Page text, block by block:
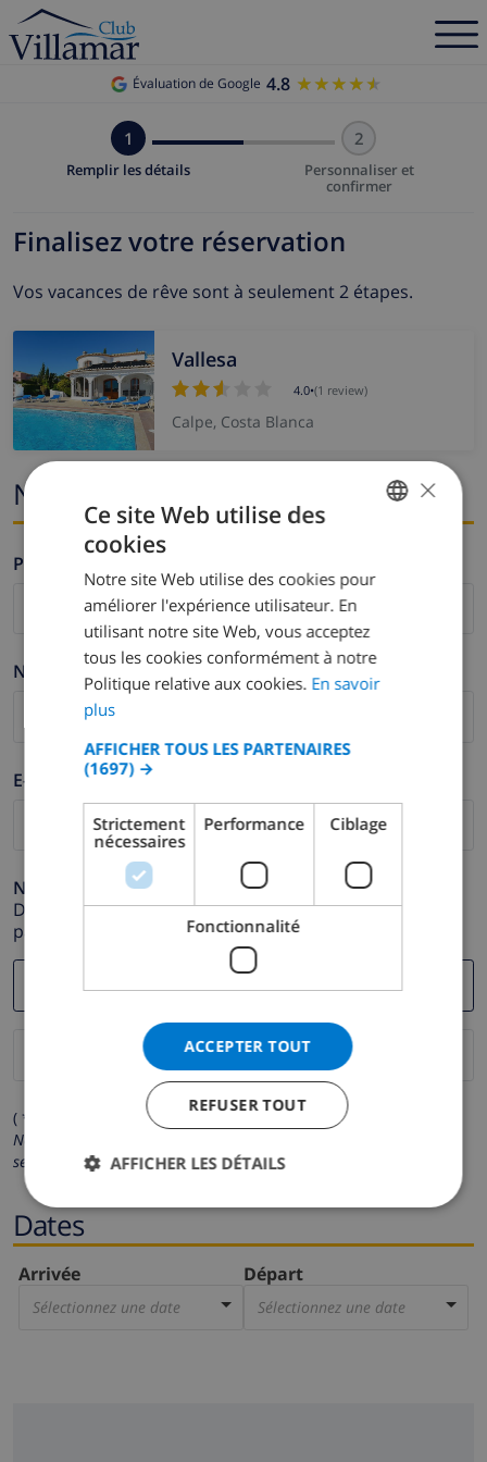
Évaluation de Google 4.8 ★★★★★
★★★★★
1
Remplir les détails
2
Personnaliser et
confirmer
Finalisez votre réservation
Vos vacances de rêve sont à seulement 2 étapes.
Vallesa
4.0•(1 review)
Calpe, Costa Blanca
Nom et adresse e-mail
Prénom *
Nom de famille *
E-mail *
Numéro de téléphone *
Dans le cas où votre adresse e-mail ne fonctionnerait
pas correctement.
( * Les champs avec un astérisque sont obligatoires )
Nous respectons votre vie privée.
seront pas communiquées à des tiers.
Dates
Arrivée
Sélectionnez une date
Départ
Sélectionnez une date
DUTCH
SPANISH
GERMAN
DANISH
×
Ce site Web utilise des
cookies
Notre site Web utilise des cookies pour
améliorer l'expérience utilisateur. En
utilisant notre site Web, vous acceptez
tous les cookies conformément à notre
Politique relative aux cookies. En savoir
plus
AFFICHER TOUS LES PARTENAIRES
(1697) →
Strictement
nécessaires
Performance Ciblage
Fonctionnalité
ACCEPTER TOUT
REFUSER TOUT
AFFICHER LES DÉTAILS